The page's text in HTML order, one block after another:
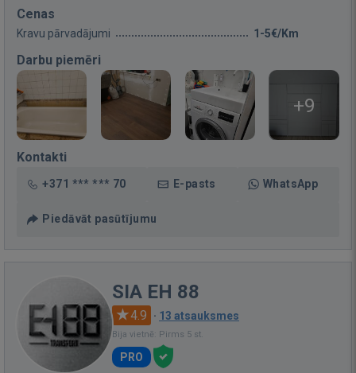
Cenas
Kravu pārvadājumi 1-5€/Km
Darbu piemēri
+9
Kontakti
+371 *** *** 70 E-pasts WhatsApp
Piedāvāt pasūtījumu
SIA EH 88
4.9 · 13 atsauksmes
Bija vietnē: Pirms 5 st.
PRO